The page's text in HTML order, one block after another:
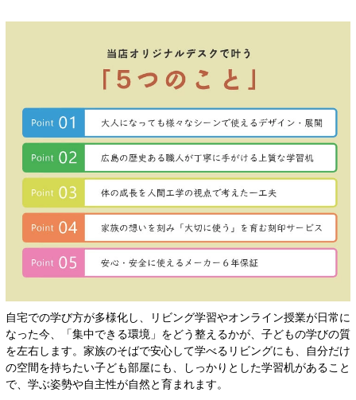
自宅での学び方が多様化し、リビング学習やオンライン授業が日常に
なった今、「集中できる環境」をどう整えるかが、子どもの学びの質
を左右します。家族のそばで安心して学べるリビングにも、自分だけ
の空間を持ちたい子ども部屋にも、しっかりとした学習机があること
で、学ぶ姿勢や自主性が自然と育まれます。